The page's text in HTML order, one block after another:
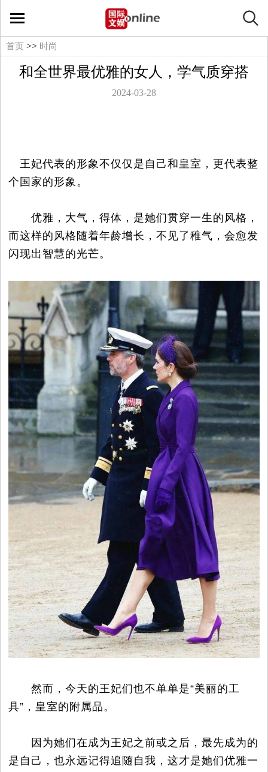
国
际
影
音
乐
明
星
综
艺
电
视
时
尚
国
际
首页 >> 时尚
和全世界最优雅的女人，学气质穿搭
2024-03-28
王妃代表的形象不仅仅是自己和皇室，更代表整
个国家的形象。
优雅，大气，得体，是她们贯穿一生的风格，
而这样的风格随着年龄增长，不见了稚气，会愈发
闪现出智慧的光芒。
然而，今天的王妃们也不单单是“美丽的工
具”，皇室的附属品。
因为她们在成为王妃之前或之后，最先成为的
是自己，也永远记得追随自我，这才是她们优雅一